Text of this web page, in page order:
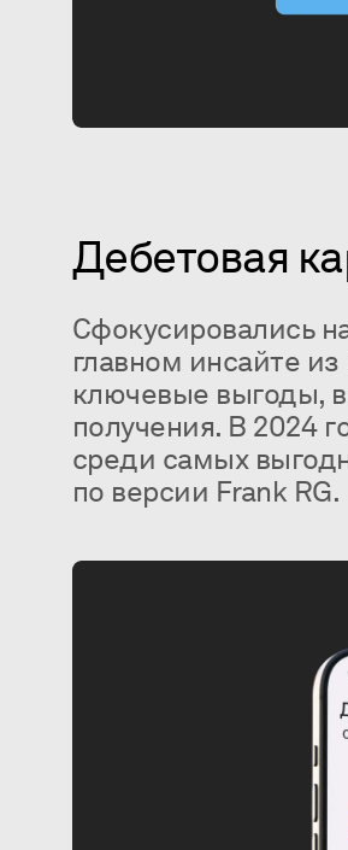
Дебетовая
Сфокусировались
главном инсайте
ключевые выгоды,
получения. В 2024
среди самых
по версии Frank RG.